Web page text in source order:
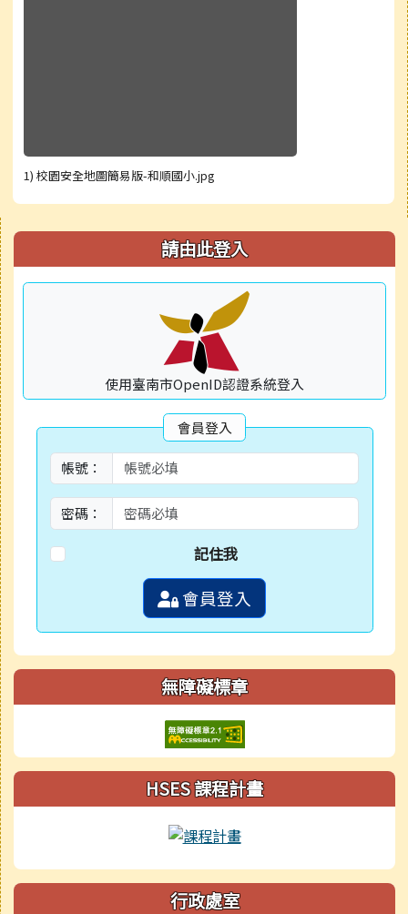
1) 校園安全地圖簡易版-和順國小.jpg
右邊區域內容 請由此登入
使用臺南市OpenID認證系統登入
會員登入
帳號：
密碼：
記住我
會員登入
無障礙標章
HSES 課程計畫
行政處室